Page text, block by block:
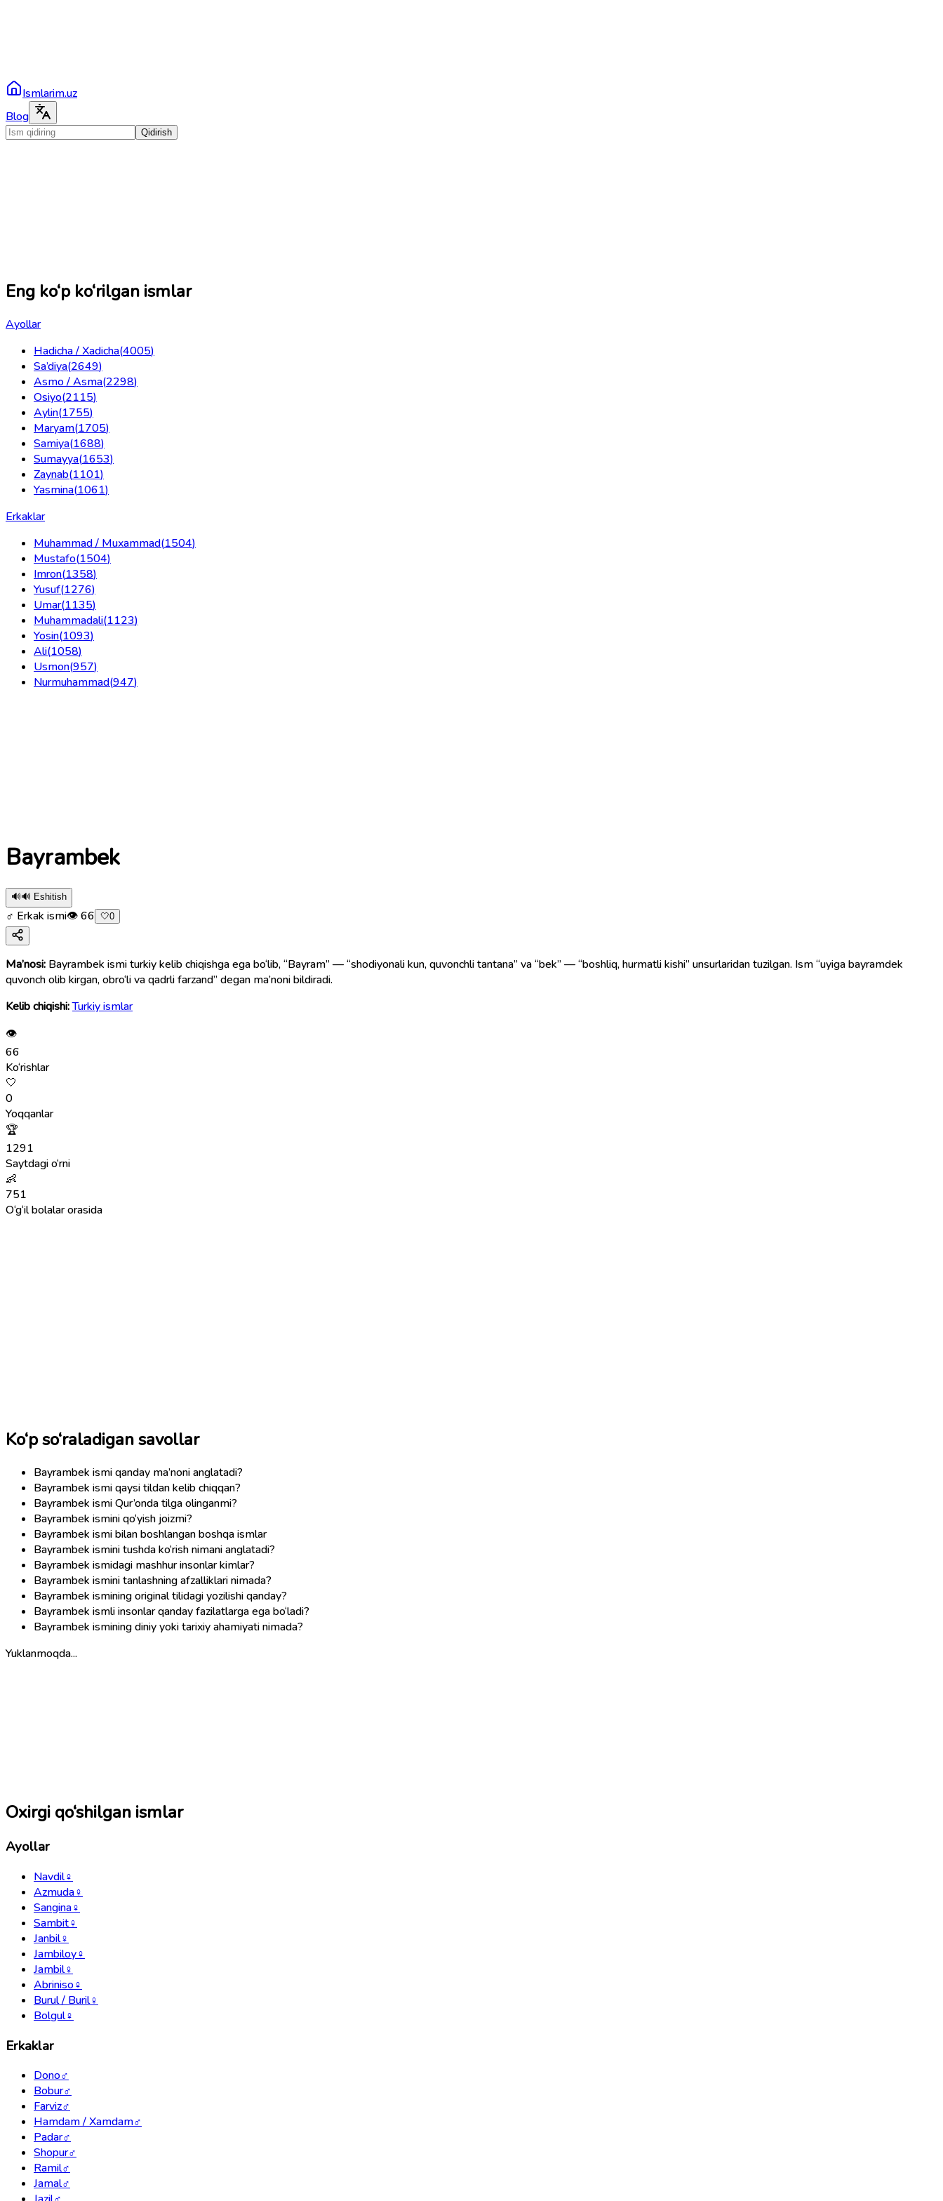
Ismlarim.uz
Blog
Qidirish
Eng ko‘p ko‘rilgan ismlar
Ayollar
Hadicha / Xadicha(4005)
Sa’diya(2649)
Asmo / Asma(2298)
Osiyo(2115)
Aylin(1755)
Maryam(1705)
Samiya(1688)
Sumayya(1653)
Zaynab(1101)
Yasmina(1061)
Erkaklar
Muhammad / Muxammad(1504)
Mustafo(1504)
Imron(1358)
Yusuf(1276)
Umar(1135)
Muhammadali(1123)
Yosin(1093)
Ali(1058)
Usmon(957)
Nurmuhammad(947)
Bayrambek
🔊🔊 Eshitish
♂ Erkak ismi👁66 🤍0
Ma’nosi: Bayrambek ismi turkiy kelib chiqishga ega bo‘lib, “Bayram” — “shodiyonali kun, quvonchli tantana” va “bek” — “boshliq, hurmatli kishi” unsurlaridan tuzilgan. Ism “uyiga bayramdek
quvonch olib kirgan, obro‘li va qadrli farzand” degan ma’noni bildiradi.
Kelib chiqishi:Turkiy ismlar
👁
66
Ko‘rishlar
🤍
0
Yoqqanlar
🏆
1291
Saytdagi o‘rni
👶
751
O‘g‘il bolalar orasida
Ko‘p so‘raladigan savollar
Bayrambek ismi qanday ma’noni anglatadi?
Bayrambek ismi qaysi tildan kelib chiqqan?
Bayrambek ismi Qur’onda tilga olinganmi?
Bayrambek ismini qo‘yish joizmi?
Bayrambek ismi bilan boshlangan boshqa ismlar
Bayrambek ismini tushda ko‘rish nimani anglatadi?
Bayrambek ismidagi mashhur insonlar kimlar?
Bayrambek ismini tanlashning afzalliklari nimada?
Bayrambek ismining original tilidagi yozilishi qanday?
Bayrambek ismli insonlar qanday fazilatlarga ega bo‘ladi?
Bayrambek ismining diniy yoki tarixiy ahamiyati nimada?
Yuklanmoqda...
Oxirgi qo‘shilgan ismlar
Ayollar
Navdil♀
Azmuda♀
Sangina♀
Sambit♀
Janbil♀
Jambiloy♀
Jambil♀
Abriniso♀
Burul / Buril♀
Bolgul♀
Erkaklar
Dono♂
Bobur♂
Farviz♂
Hamdam / Xamdam♂
Padar♂
Shopur♂
Ramil♂
Jamal♂